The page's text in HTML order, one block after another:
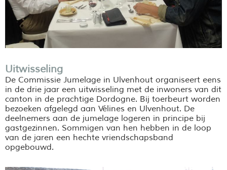
Uitwisseling
De Commissie Jumelage in Ulvenhout organiseert eens
in de drie jaar een uitwisseling met de inwoners van dit
canton in de prachtige Dordogne. Bij toerbeurt worden
bezoeken afgelegd aan Vélines en Ulvenhout. De
deelnemers aan de jumelage logeren in principe bij
gastgezinnen. Sommigen van hen hebben in de loop
van de jaren een hechte vriendschapsband
opgebouwd.